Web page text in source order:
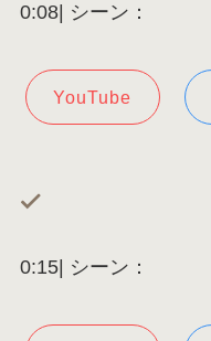
0:08| シーン：
YouTube
0:15| シーン：